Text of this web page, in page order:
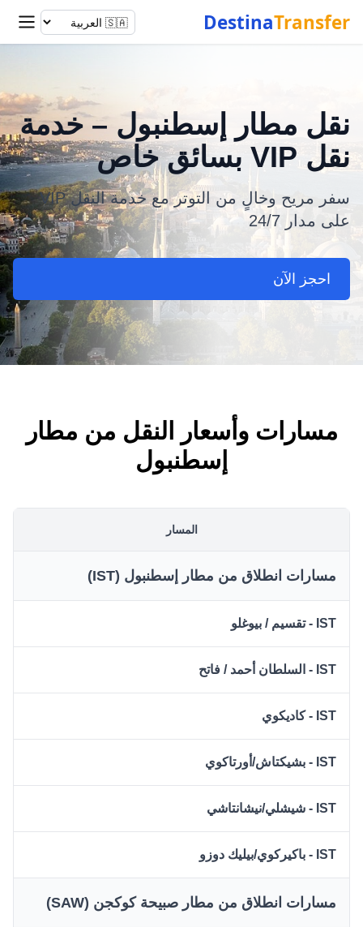
DestinaTransfer
نقل مطار إسطنبول – خدمة
نقل VIP بسائق خاص
سفر مريح وخالٍ من التوتر مع خدمة النقل VIP
على مدار 24/7
احجز الآن
مسارات وأسعار النقل من مطار
إسطنبول
المسار
مسارات انطلاق من مطار إسطنبول (IST)
IST - تقسيم / بيوغلو
IST - السلطان أحمد / فاتح
IST - كاديكوي
IST - بشيكتاش/أورتاكوي
IST - شيشلي/نيشانتاشي
IST - باكيركوي/بيليك دوزو
مسارات انطلاق من مطار صبيحة كوكجن (SAW)